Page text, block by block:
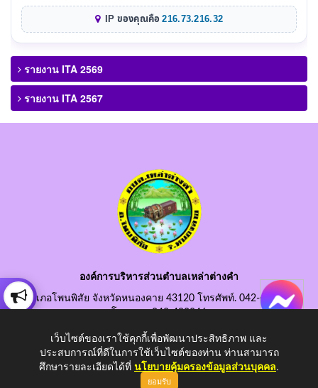
IP ของคุณคือ216.73.216.32
รายงาน ITA 2569
รายงาน ITA 2567
องค์การบริหารส่วนตำบลเหล่าต่างคำ
อำเภอโพนพิสัย จังหวัดหนองคาย 43120 โทรศัพท์. 042-490845
โทรสาร. 042-490846
อีเมลกลาง. saraban@laotangkham.go.th
เว็บไซต์ของเราใช้คุกกี้เพื่อพัฒนาประสิทธิภาพ และ
ประสบการณ์ที่ดีในการใช้เว็บไซต์ของท่าน ท่านสามารถ
ศึกษารายละเอียดได้ที่ นโยบายคุ้มครองข้อมูลส่วนบุคคล.
ยอมรับ